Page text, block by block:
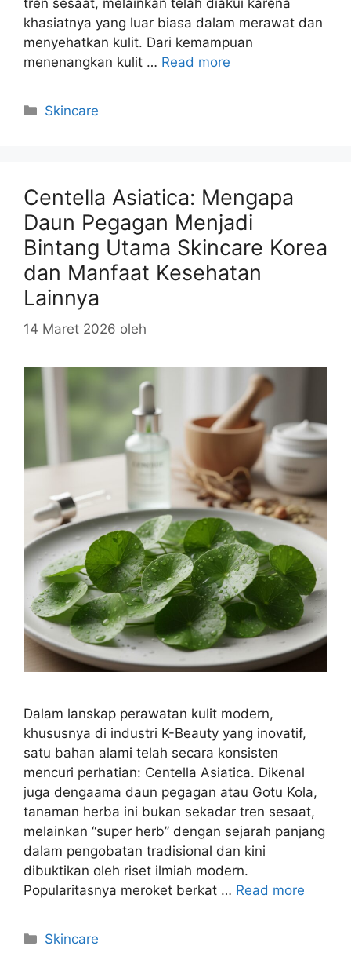
khasiatnya yang luar biasa dalam merawat dan
menyehatkan kulit. Dari kemampuan
menenangkan kulit … Read more
Kategori
Skincare
Centella Asiatica: Mengapa
Daun Pegagan Menjadi
Bintang Utama Skincare Korea
dan Manfaat Kesehatan
Lainnya
14 Maret 2026 oleh
Dalam lanskap perawatan kulit modern,
khususnya di industri K-Beauty yang inovatif,
satu bahan alami telah secara konsisten
mencuri perhatian: Centella Asiatica. Dikenal
juga dengaama daun pegagan atau Gotu Kola,
tanaman herba ini bukan sekadar tren sesaat,
melainkan “super herb” dengan sejarah panjang
dalam pengobatan tradisional dan kini
dibuktikan oleh riset ilmiah modern.
Popularitasnya meroket berkat … Read more
Kategori
Skincare